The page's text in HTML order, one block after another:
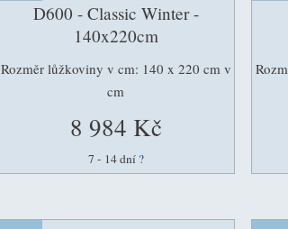
D600 - Classic Winter -
140x220cm
Rozměr lůžkoviny v cm: 140 x 220 cm v
cm
8 984 Kč
7 - 14 dní ?